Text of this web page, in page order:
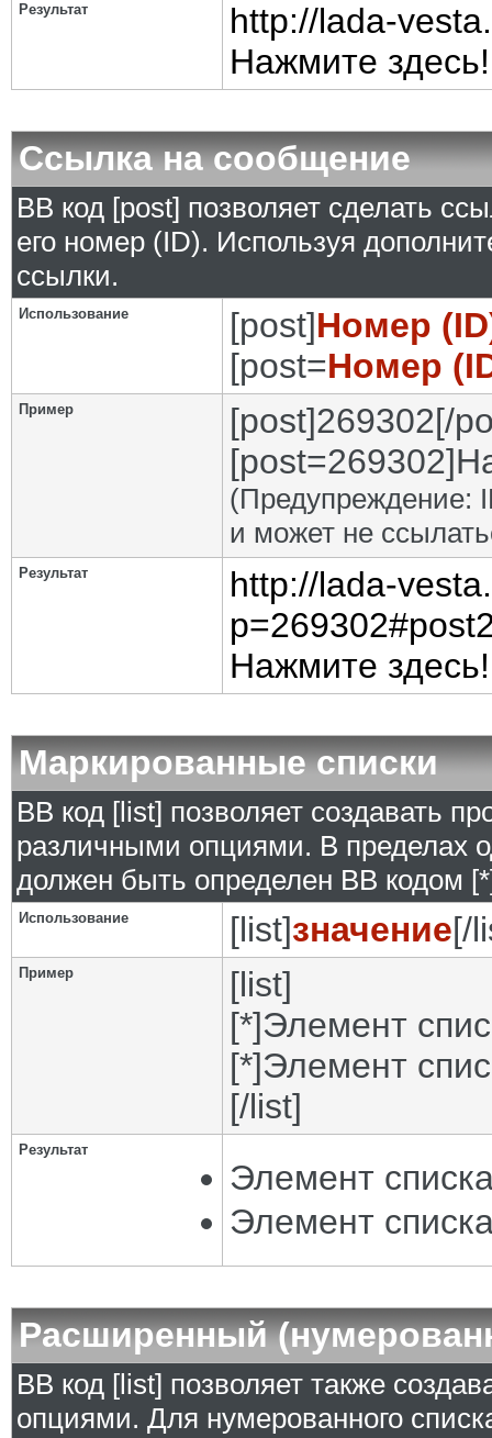
Результат
http://lada-
Нажмите здесь!
Ссылка на сообщение
BB код [post] позволяет сделать
его номер (ID). Используя
ссылки.
Использование [post]Номер
[post=Номер
Пример
[post]269302[/
(Предупреждение:
и может не
Результат
http://lada-
Нажмите здесь!
Маркированные списки
BB код [list] позволяет создавать
различными опциями. В пределах
должен быть определен BB кодом
Использование [list]значение[/
Пример
[list]
[*]Элемент
[*]Элемент
[/list]
Результат
Элемент
Элемент
Расширенный
BB код [list] позволяет также
опциями. Для нумерованного